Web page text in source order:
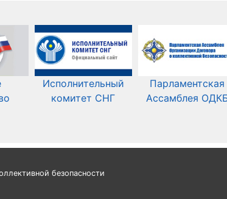
Исполнительный
комитет СНГ
Парламентская
Ассамблея
безопасности